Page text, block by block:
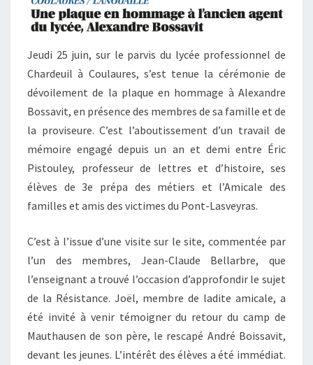
Jeudi 25 juin, sur le parvis du lycée professionnel de
Chardeuil à Coulaures, s’est tenue la cérémonie de
dévoilement de la plaque en hommage à Alexandre
Bossavit, en présence des membres de sa famille et de
la proviseure. C’est l’aboutissement d’un travail de
mémoire engagé depuis un an et demi entre Éric
Pistouley, professeur de lettres et d’histoire, ses
élèves de 3e prépa des métiers et l’Amicale des
familles et amis des victimes du Pont-Lasveyras.
C’est à l’issue d’une visite sur le site, commentée par
l’un des membres, Jean-Claude Bellarbre, que
l’enseignant a trouvé l’occasion d’approfondir le sujet
de la Résistance. Joël, membre de ladite amicale, a
été invité à venir témoigner du retour du camp de
Mauthausen de son père, le rescapé André Boissavit,
devant les jeunes. L’intérêt des élèves a été immédiat.